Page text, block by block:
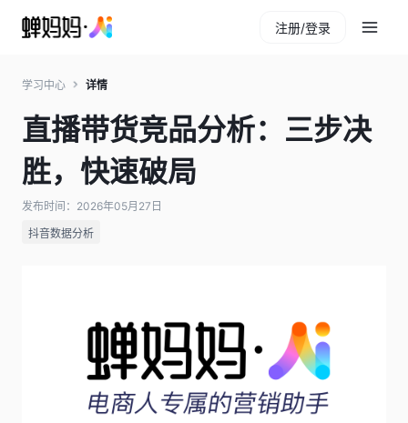
注册/登录
学习中心 详情
直播带货竞品分析：三步决
胜，快速破局
发布时间：2026年05月27日
抖音数据分析